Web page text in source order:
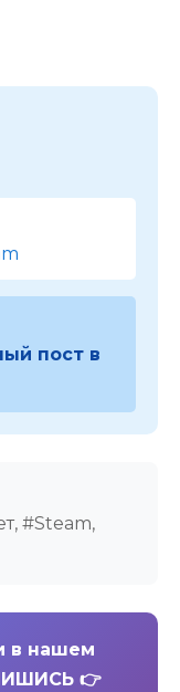
пост в
#Steam,
в нашем
👉